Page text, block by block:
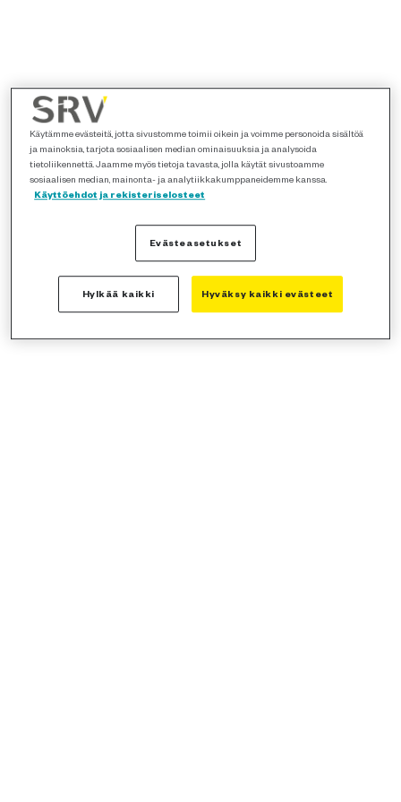
Käytämme evästeitä, jotta sivustomme toimii oikein ja voimme personoida sisältöä
ja mainoksia, tarjota sosiaalisen median ominaisuuksia ja analysoida
tietoliikennettä. Jaamme myös tietoja tavasta, jolla käytät sivustoamme
sosiaalisen median, mainonta- ja analytiikkakumppaneidemme kanssa.
Käyttöehdot ja rekisteriselosteet
Evästeasetukset
Hylkää kaikki Hyväksy kaikki evästeet